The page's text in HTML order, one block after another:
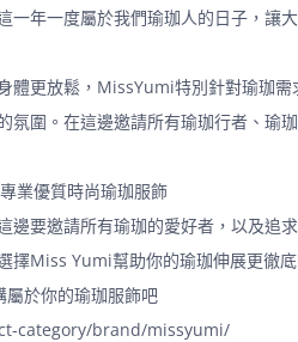
一年一度屬於我們瑜珈人的日子，讓
體更放鬆，MissYumi特別針對瑜珈
氛圍。在這邊邀請所有瑜珈行者、瑜
業優質時尚瑜珈服飾
邊要邀請所有瑜珈的愛好者，以及追
擇Miss Yumi幫助你的瑜珈伸展更徹底
於你的瑜珈服飾吧
category/brand/missyumi/